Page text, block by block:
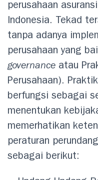
perusahaan
Indonesia. Tekad
tanpa adanya
perusahaan yang
governance atau
Perusahaan).
berfungsi sebagai
menentukan
memerhatikan
peraturan
sebagai berikut: